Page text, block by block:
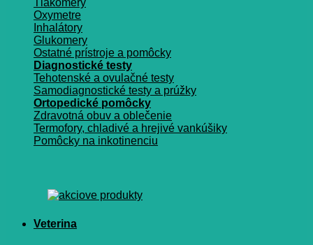
Tlakomery
Oxymetre
Inhalátory
Glukomery
Ostatné prístroje a pomôcky
Diagnostické testy
Tehotenské a ovulačné testy
Samodiagnostické testy a prúžky
Ortopedické pomôcky
Zdravotná obuv a oblečenie
Termofory, chladivé a hrejivé vankúšiky
Pomôcky na inkotinenciu
Veterina